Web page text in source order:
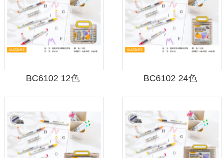
BC6102 12色 BC6102 24色